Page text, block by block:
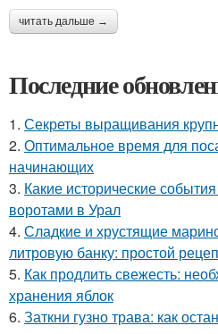
читать дальше →
Последние
1. Секреты выращивания
2. Оптимальное время для
начинающих
3. Какие исторические
воротами в Урал
4. Сладкие и хрустящие
литровую банку: простой
5. Как продлить свежесть:
хранения яблок
6. Заткни гузно трава: как